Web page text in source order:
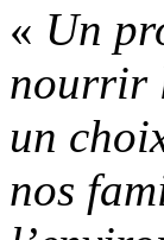
« Un
nourrir
un
nos